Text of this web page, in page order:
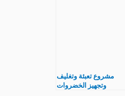
مشروع تعبئة وتغليف
وتجهيز الخضروات